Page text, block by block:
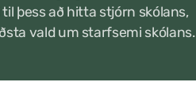
þess að hitta stjórn skólans,
vald um starfsemi skólans.